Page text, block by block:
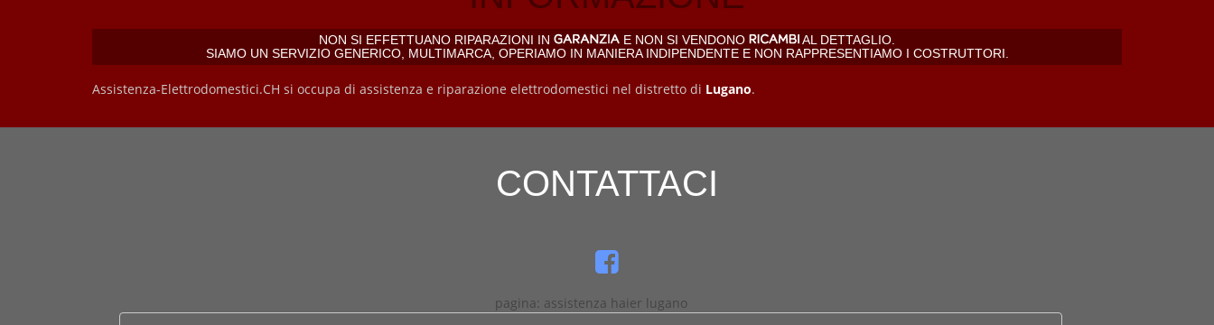
NON SI EFFETTUANO RIPARAZIONI IN E NON SI VENDONO
AL DETTAGLIO.
SIAMO UN SERVIZIO GENERICO, MULTIMARCA, OPERIAMO IN MANIERA INDIPENDENTE E NON RAPPRESENTIAMO I COSTRUTTORI.
Assistenza-Elettrodomestici.CH si occupa di assistenza e riparazione elettrodomestici nel distretto di Lugano.
CONTATTACI
pagina: assistenza haier lugano